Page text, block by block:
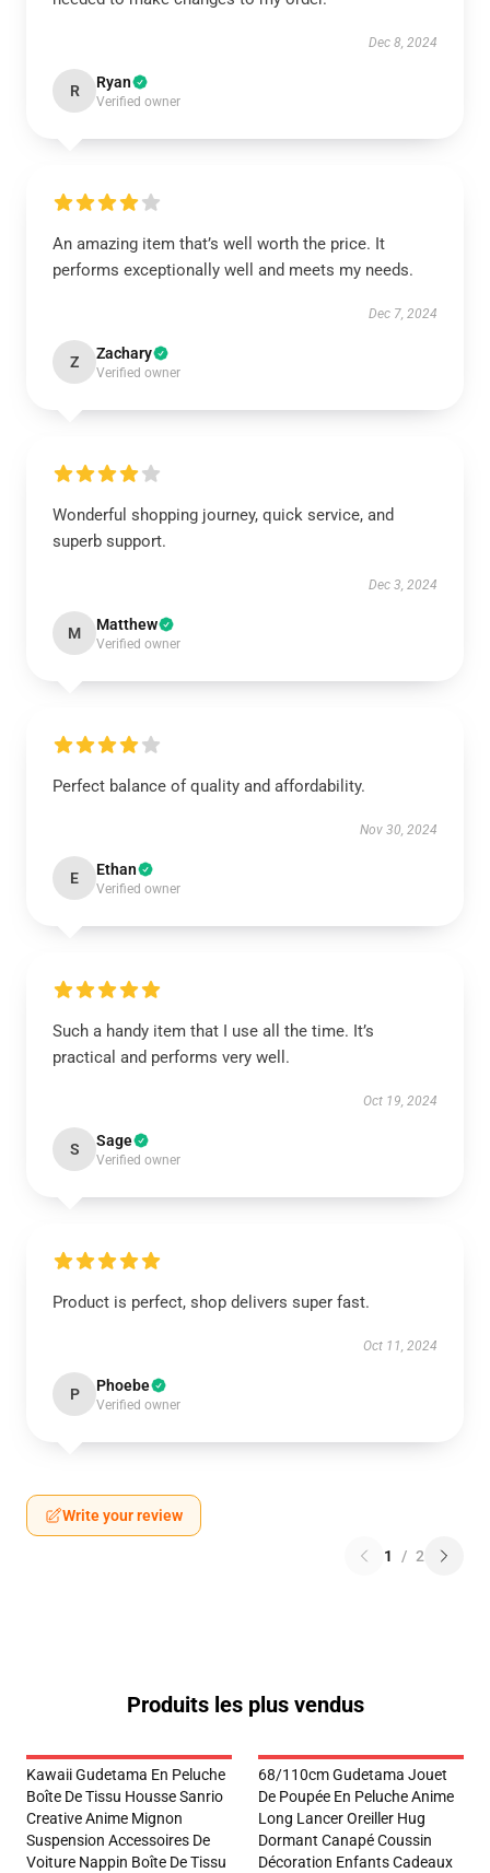
Dec 8, 2024
R Ryan
Verified owner
An amazing item that’s well worth the price. It
performs exceptionally well and meets my needs.
Dec 7, 2024
Z Zachary
Verified owner
Wonderful shopping journey, quick service, and
superb support.
Dec 3, 2024
M Matthew
Verified owner
Perfect balance of quality and affordability.
Nov 30, 2024
E Ethan
Verified owner
Such a handy item that I use all the time. It’s
practical and performs very well.
Oct 19, 2024
S Sage
Verified owner
Product is perfect, shop delivers super fast.
Oct 11, 2024
P Phoebe
Verified owner
Write your review
1 / 2
Produits les plus vendus
Kawaii Gudetama En Peluche
Boîte De Tissu Housse Sanrio
Creative Anime Mignon
Suspension Accessoires De
Voiture Nappin Boîte De Tissu
68/110cm Gudetama Jouet
De Poupée En Peluche Anime
Long Lancer Oreiller Hug
Dormant Canapé Coussin
Décoration Enfants Cadeaux